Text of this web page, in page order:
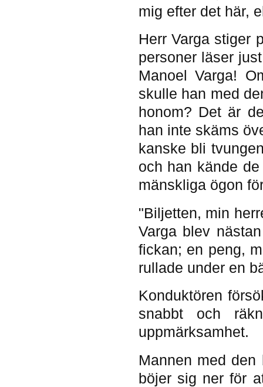
mig efter det här,
Herr Varga stiger
personer läser
Manoel Varga!
skulle han med
honom? Det är
han inte skäms
kanske bli
och han kände
mänskliga ögon
"Biljetten, min
Varga blev
fickan; en peng,
rullade under en
Konduktören
snabbt och
uppmärksamhet.
Mannen med
böjer sig ner för